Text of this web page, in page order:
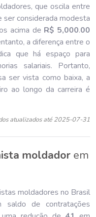
que oscila entre
ser considerada modesta
acima de R$ 5,000.00
a diferença entre o
que há espaço para
salariais. Portanto,
ser vista como baixa, a
ao longo da carreira é
atualizados até 2025-07-31
moldador em
moldadores no Brasil
saldo de contratações